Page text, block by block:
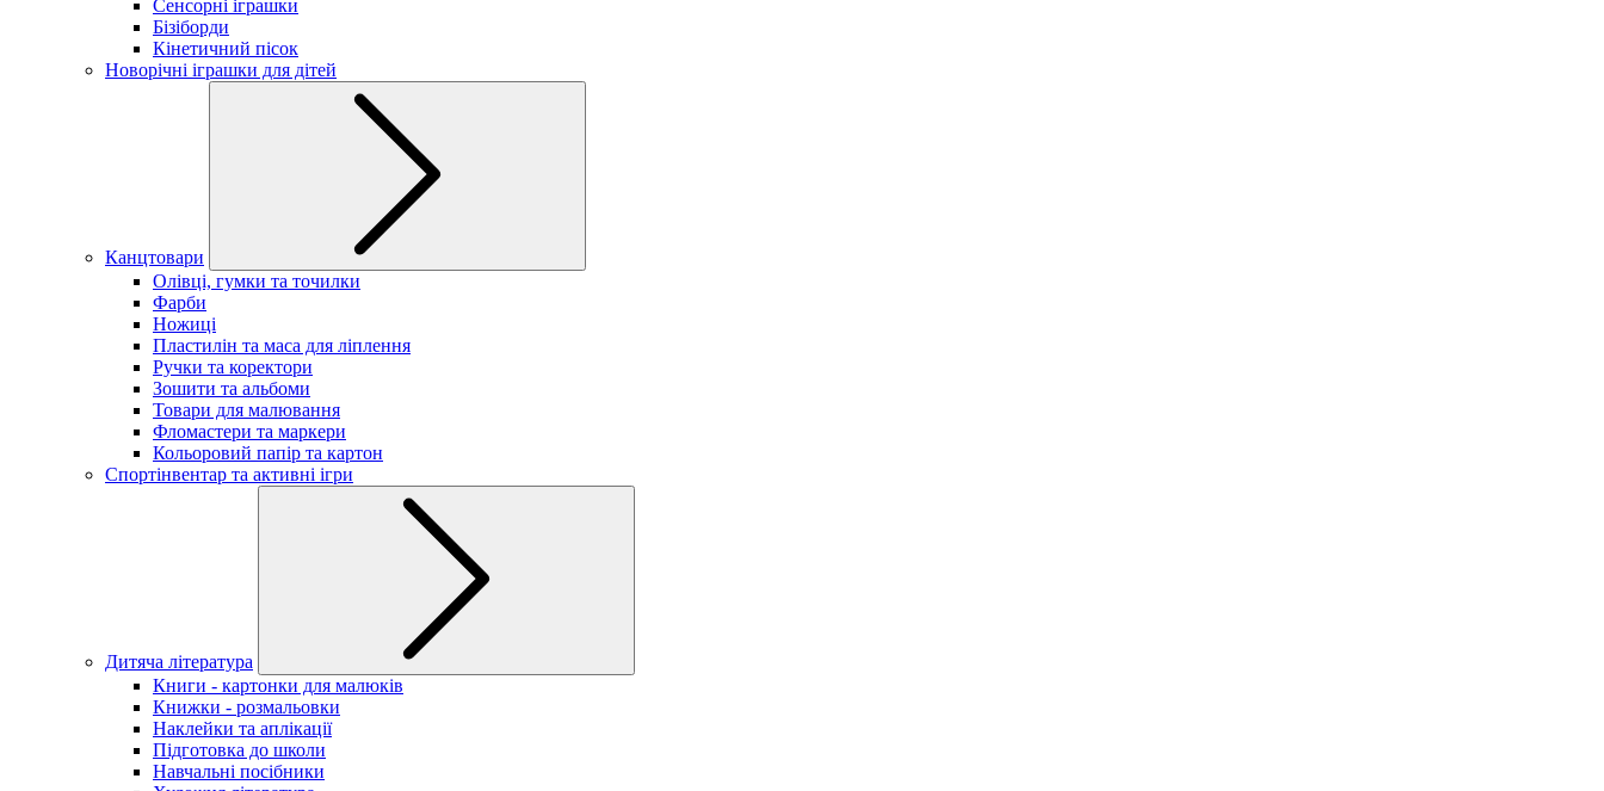
Сенсорні іграшки
Бізіборди
Кінетичний пісок
Новорічні іграшки для дітей
Канцтовари
Олівці, гумки та точилки
Фарби
Ножиці
Пластилін та маса для ліплення
Ручки та коректори
Зошити та альбоми
Товари для малювання
Фломастери та маркери
Кольоровий папір та картон
Спортінвентар та активні ігри
Дитяча література
Книги - картонки для малюків
Книжки - розмальовки
Наклейки та аплікації
Підготовка до школи
Навчальні посібники